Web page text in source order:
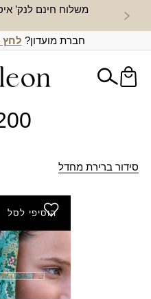
משלוח חינם לנק’
חברת מועדון? לחץ
סידור ברירת מחדל
הוסיפי לסל